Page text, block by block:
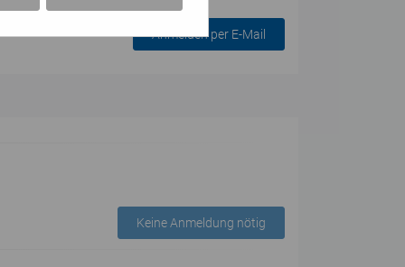
Anmelden per E-Mail
Keine Anmeldung nötig